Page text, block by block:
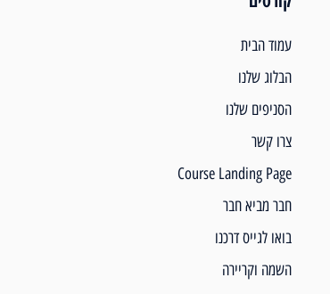
עמוד הבית
הבלוג שלנו
הסניפים שלנו
צרו קשר
Course Landing Page
חבר מביא חבר
בואו לגייס דרכנו
השמה וקריירה